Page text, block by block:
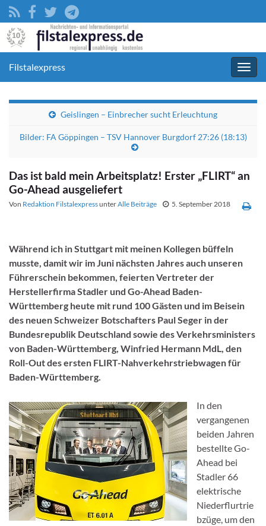
Filstalexpress
Geislingen – Einbrecher sucht Erleuchtung
Bilder: FA Göppingen – TSV Hannover Burgdorf 27:26 (18:13)
Das ist bald mein Arbeitsplatz! Erster „FLIRT“ an
Go-Ahead ausgeliefert
Von Redaktion FilstalexpressunterAlle Beiträge 5. September 2018
Während ich in Stuttgart mit meinen Kollegen büffeln
musste, damit wir im Juni nächsten Jahres auch unseren
Führerschein bekommen, feierten Vertreter der
Herstellerfirma Stadler und Go-Ahead Baden-
Württemberg heute mit rund 100 Gästen und im Beisein
des neuen Schweizer Botschafters Paul Seger in der
Bundesrepublik Deutschland sowie des Verkehrsministers
von Baden-Württemberg, Winfried Hermann MdL, den
Roll-Out des ersten FLIRT-Nahverkehrstriebwagen für
Baden-Württemberg.
In den
vergangenen
beiden Jahren
bestellte Go-
Ahead bei
Stadler 66
elektrische
Niederflurtrie
bzüge, um den